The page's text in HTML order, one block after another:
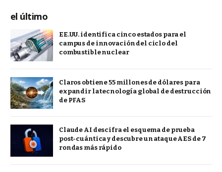
el último
EE.UU. identifica cinco estados para el
campus de innovación del ciclo del
combustible nuclear
Claros obtiene 55 millones de dólares para
expandir la tecnología global de destrucción
de PFAS
Claude AI descifra el esquema de prueba
post-cuántica y descubre un ataque AES de 7
rondas más rápido